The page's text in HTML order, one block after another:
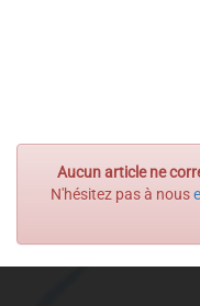
Aucun article ne
N'hésitez pas à nous